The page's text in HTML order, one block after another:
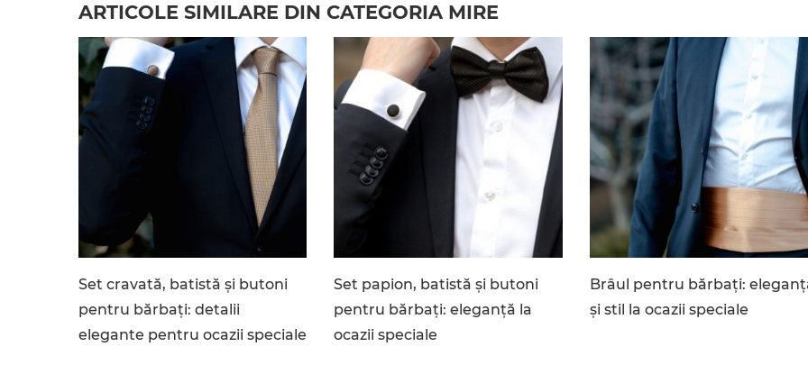
ARTICOLE SIMILARE DIN CATEGORIA MIRE
Set cravată, batistă și butoni
pentru bărbați: detalii
elegante pentru ocazii speciale
Set papion, batistă și butoni
pentru bărbați: eleganță la
ocazii speciale
Brâul pentru bărbați:
și stil la ocazii speciale